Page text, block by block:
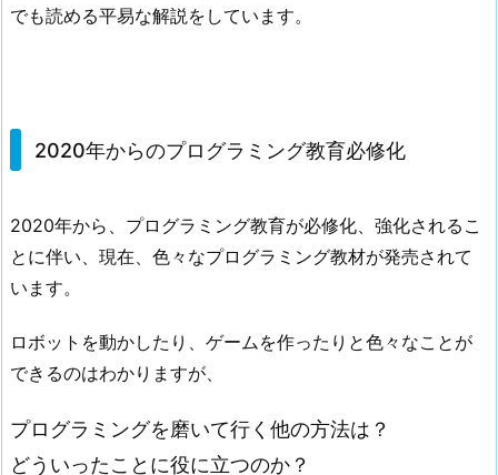
でも読める平易な解説をしています。
2020年からのプログラミング教育必修化
2020年から、プログラミング教育が必修化、強化されるこ
とに伴い、現在、色々なプログラミング教材が発売されて
います。
ロボットを動かしたり、ゲームを作ったりと色々なことが
できるのはわかりますが、
プログラミングを磨いて行く他の方法は？
どういったことに役に立つのか？